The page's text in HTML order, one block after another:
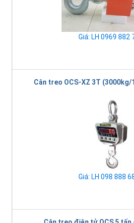
Giá: LH 0969 882
Cân treo OCS-XZ 3T
Giá: LH 098 888